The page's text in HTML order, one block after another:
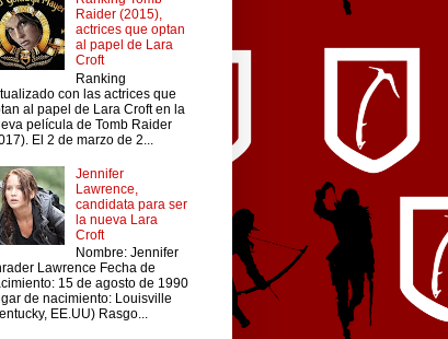
Raider (2015),
actrices que optan
al papel de Lara
Croft
Ranking
con las actrices que
al papel de Lara Croft en la
película de Tomb Raider
El 2 de marzo de 2...
Jennifer
Lawrence,
candidata para ser
la nueva Lara
Croft
Nombre: Jennifer
Lawrence Fecha de
15 de agosto de 1990
de nacimiento: Louisville
EE.UU) Rasgo...